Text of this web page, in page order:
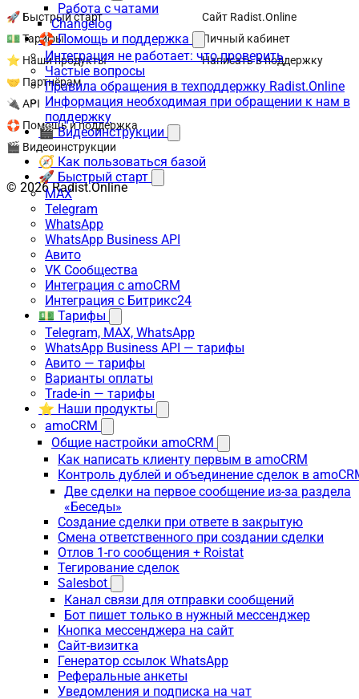
Работа с чатами
Changelog
🛟 Помощь и поддержка
Интеграция не работает: что проверить
Частые вопросы
Правила обращения в техподдержку Radist.Online
Информация необходимая при обращении к нам в
поддержку
🎬 Видеоинструкции
🧭 Как пользоваться базой
🚀 Быстрый старт
MAX
Telegram
WhatsApp
WhatsApp Business API
Авито
VK Сообщества
Интеграция с amoCRM
Интеграция с Битрикс24
💵 Тарифы
Telegram, MAX, WhatsApp
WhatsApp Business API — тарифы
Авито — тарифы
Варианты оплаты
Trade-in — тарифы
⭐ Наши продукты
amoCRM
Общие настройки amoCRM
Как написать клиенту первым в amoCRM
Контроль дублей и объединение сделок в
Две сделки на первое сообщение из-за раздела
«Беседы»
Создание сделки при ответе в закрытую
Смена ответственного при создании сделки
Отлов 1-го сообщения + Roistat
Тегирование сделок
Salesbot
Канал связи для отправки сообщений
Бот пишет только в нужный мессенджер
Кнопка мессенджера на сайт
Сайт-визитка
Генератор ссылок WhatsApp
Реферальные анкеты
Уведомления и подписка на чат
🚀 Быстрый старт
💵 Тарифы
⭐ Наши продукты
🤝 Партнёрам
🔌 API
🛟 Помощь и поддержка
🎬 Видеоинструкции
Сайт Radist.Online
Личный кабинет
Написать в поддержку
© 2026 Radist.Online